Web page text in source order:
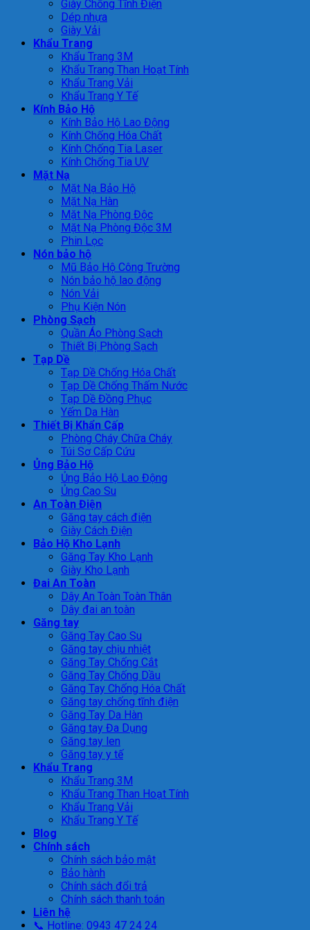
Giày Chống Tĩnh Điện
Dép nhựa
Giày Vải
Khẩu Trang
Khẩu Trang 3M
Khẩu Trang Than Hoạt Tính
Khẩu Trang Vải
Khẩu Trang Y Tế
Kính Bảo Hộ
Kính Bảo Hộ Lao Động
Kính Chống Hóa Chất
Kính Chống Tia Laser
Kính Chống Tia UV
Mặt Nạ
Mặt Nạ Bảo Hộ
Mặt Nạ Hàn
Mặt Nạ Phòng Độc
Mặt Nạ Phòng Độc 3M
Phin Lọc
Nón bảo hộ
Mũ Bảo Hộ Công Trường
Nón bảo hộ lao động
Nón Vải
Phụ Kiện Nón
Phòng Sạch
Quần Áo Phòng Sạch
Thiết Bị Phòng Sạch
Tạp Dề
Tạp Dề Chống Hóa Chất
Tạp Dề Chống Thấm Nước
Tạp Dề Đồng Phục
Yếm Da Hàn
Thiết Bị Khẩn Cấp
Phòng Cháy Chữa Cháy
Túi Sơ Cấp Cứu
Ủng Bảo Hộ
Ủng Bảo Hộ Lao Động
Ủng Cao Su
An Toàn Điện
Găng tay cách điện
Giày Cách Điện
Bảo Hộ Kho Lạnh
Găng Tay Kho Lạnh
Giày Kho Lạnh
Đai An Toàn
Dây An Toàn Toàn Thân
Dây đai an toàn
Găng tay
Găng Tay Cao Su
Găng tay chịu nhiệt
Găng Tay Chống Cắt
Găng Tay Chống Dầu
Găng Tay Chống Hóa Chất
Găng tay chống tĩnh điện
Găng Tay Da Hàn
Găng tay Đa Dụng
Găng tay len
Găng tay y tế
Khẩu Trang
Khẩu Trang 3M
Khẩu Trang Than Hoạt Tính
Khẩu Trang Vải
Khẩu Trang Y Tế
Blog
Chính sách
Chính sách bảo mật
Bảo hành
Chính sách đổi trả
Chính sách thanh toán
Liên hệ
📞 Hotline: 0943 47 24 24